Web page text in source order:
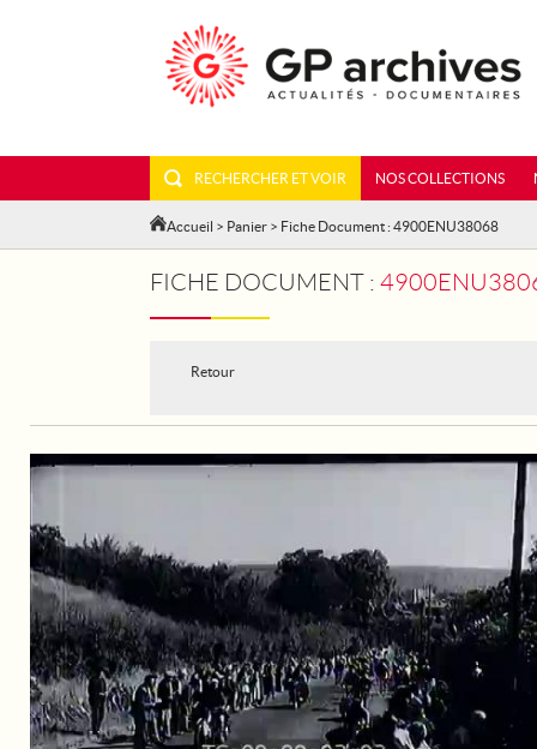
RECHERCHER ET VOIR NOS COLLECTIONS
Accueil > Panier > Fiche Document : 4900ENU38068
FICHE DOCUMENT :
Retour